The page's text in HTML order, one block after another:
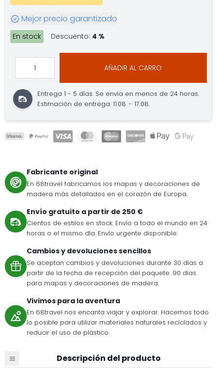
Mejor precio garantizado
En stock Descuento: 4 %
AÑADIR AL CARRO
Entrega 1 - 5 días. Se envía en menos de 24 horas.
Estimación de entrega: 11.08. - 17.08.
Fabricante original
En 68travel fabricamos los mapas y decoraciones de
madera más detallados en el corazón de Europa.
Envío gratuito a partir de 250 €
Cientos de estilos en stock. Envío a todo el mundo en 24
horas o el mismo día. Envío urgente disponible.
Cambios y devoluciones sencillos
Se aceptan cambios y devoluciones durante 30 días a
partir de la fecha de recepción del paquete. 90 días
para mapas y decoraciones de madera.
Vivimos para la aventura
En 68travel nos encanta viajar y explorar. Hacemos todo
lo posible para utilizar materiales naturales reciclados y
reducir el uso de plástico.
Descripción del producto